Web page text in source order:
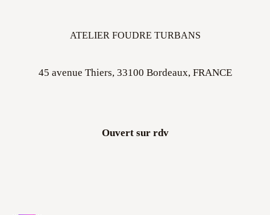
ATELIER FOUDRE TURBANS
45 avenue Thiers, 33100 Bordeaux, FRANCE
Ouvert sur rdv